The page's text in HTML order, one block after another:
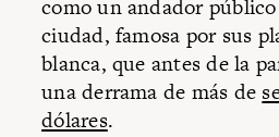
como un andador
ciudad, famosa por sus
blanca, que antes de la
una derrama de más de
dólares.